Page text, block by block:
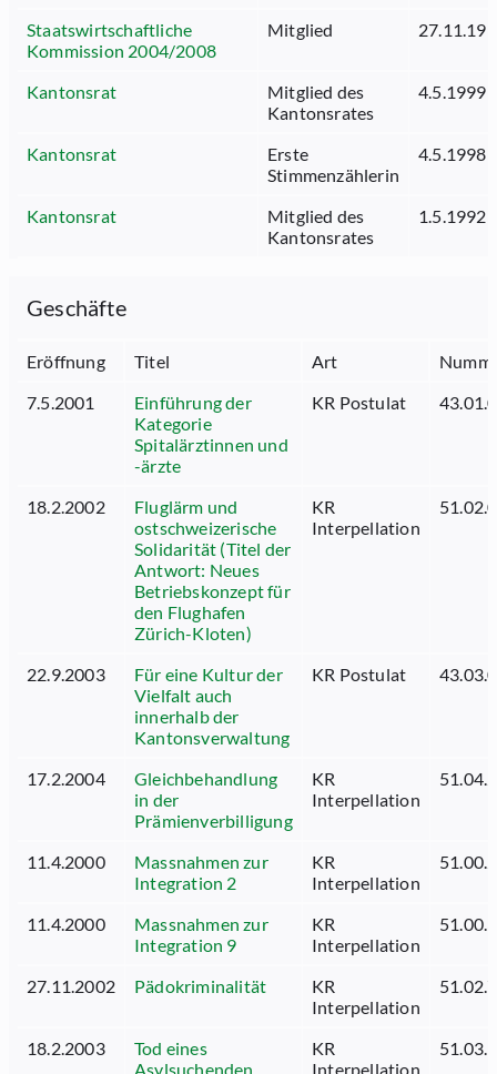
Staatswirtschaftliche
Kommission 2004/2008
Mitglied
Kantonsrat
Mitglied des
Kantonsrates
4.5.1999
Kantonsrat
Erste
Stimmenzählerin
4.5.1998
Kantonsrat
Mitglied des
Kantonsrates
1.5.1992
Geschäfte
Eröffnung Titel Art
7.5.2001
Einführung der
Kategorie
Spitalärztinnen und
-ärzte
KR Postulat
18.2.2002
Fluglärm und
ostschweizerische
Solidarität (Titel der
Antwort: Neues
Betriebskonzept für
den Flughafen
Zürich-Kloten)
KR
Interpellation
22.9.2003
Für eine Kultur der
Vielfalt auch
innerhalb der
Kantonsverwaltung
KR Postulat
17.2.2004
Gleichbehandlung
in der
Prämienverbilligung
KR
Interpellation
11.4.2000
Massnahmen zur
Integration 2
KR
Interpellation
11.4.2000
Massnahmen zur
Integration 9
KR
Interpellation
27.11.2002 Pädokriminalität
KR
Interpellation
18.2.2003
Tod eines
Asylsuchenden
KR
Interpellation